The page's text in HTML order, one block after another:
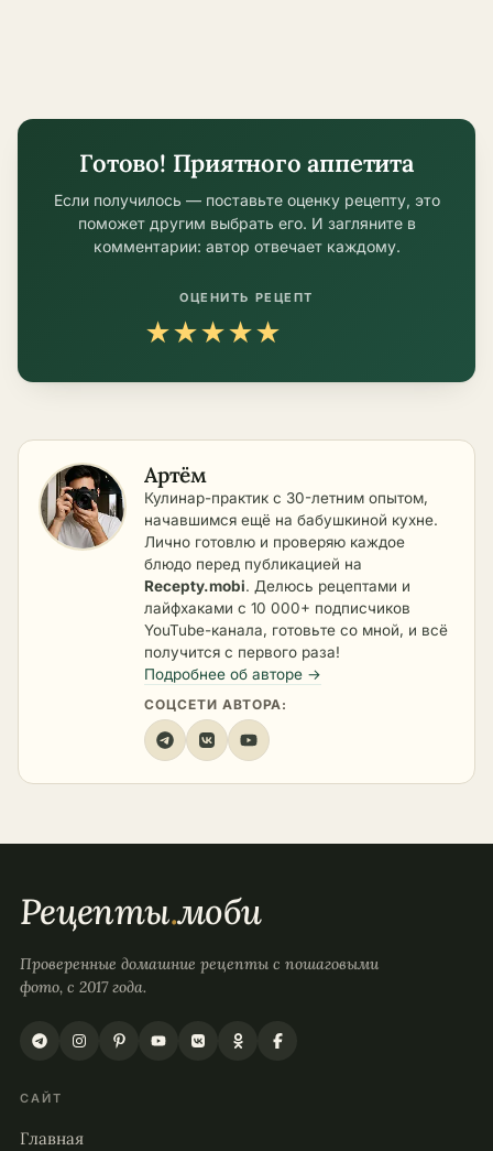
Готово! Приятного аппетита
Если получилось — поставьте оценку рецепту, это
поможет другим выбрать его. И загляните в
комментарии: автор отвечает каждому.
ОЦЕНИТЬ РЕЦЕПТ
★★★★★
Артём
Кулинар-практик с 30-летним опытом,
начавшимся ещё на бабушкиной кухне.
Лично готовлю и проверяю каждое
блюдо перед публикацией на
Recepty.mobi. Делюсь рецептами и
лайфхаками с 10 000+ подписчиков
YouTube-канала, готовьте со мной, и всё
получится с первого раза!
Подробнее об авторе →
СОЦСЕТИ АВТОРА:
Рецепты.моби
Проверенные домашние рецепты с пошаговыми
фото, с 2017 года.
САЙТ
Главная